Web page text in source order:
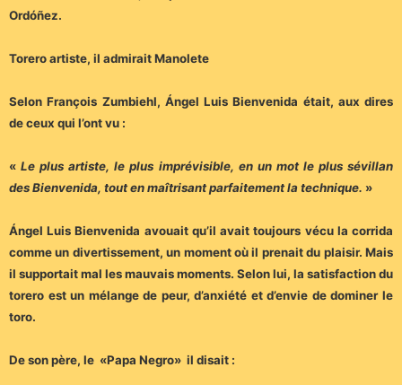
Ordóñez.
Torero artiste, il admirait Manolete
Selon François Zumbiehl, Ángel Luis Bienvenida était, aux dires
de ceux qui l’ont vu :
«Le plus artiste, le plus imprévisible, en un mot le plus sévillan
des Bienvenida, tout en maîtrisant parfaitement la technique. »
Ángel Luis Bienvenida avouait qu’il avait toujours vécu la corrida
comme un divertissement, un moment où il prenait du plaisir. Mais
il supportait mal les mauvais moments. Selon lui, la satisfaction du
torero est un mélange de peur, d’anxiété et d’envie de dominer le
toro.
De son père, le «Papa Negro» il disait :